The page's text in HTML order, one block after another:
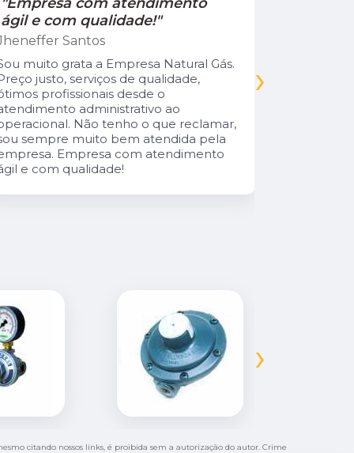
ágil e com qualidade!"
Santos
muito grata a Empresa Natural Gás.
justo, serviços de qualidade,
profissionais desde o
administrativo ao
Não tenho o que reclamar,
sempre muito bem atendida pela
Empresa com atendimento
e com qualidade!
›
›
citando nossos links, é proibida sem a autorização do autor. Crime